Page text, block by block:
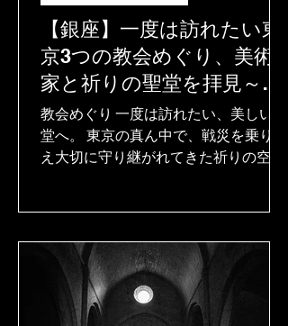
【銀座】一度は訪れたい東
京3つの教会めぐり、美術
家と祈りの聖堂を拝見～東
京最古の築地教会、美しす
ぎる聖ルカ礼拝堂、打放し
モダンな銀座教会～
教会めぐり 一度は訪れたい、美しい聖
堂へ。 東京の真ん中で、戦災を乗り越
え大切に守り継がれてきた祈りの空間
会。 巨匠アントニン・レーモンドが手
掛けた聖路加国際病院の旧館、その